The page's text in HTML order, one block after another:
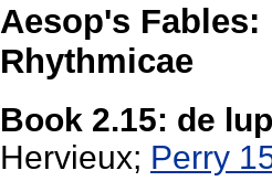
Aesop's
Rhythmicae
Book 2.15: de
Hervieux; Perry